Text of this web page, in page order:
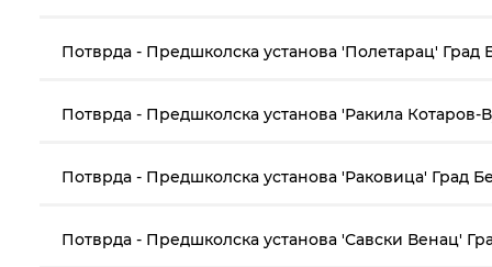
Потврда - Предшколска установа 'Полетарац' Град
Потврда - Предшколска установа 'Ракила Котаров-
Потврда - Предшколска установа 'Раковица' Град
Потврда - Предшколска установа 'Савски Венац'